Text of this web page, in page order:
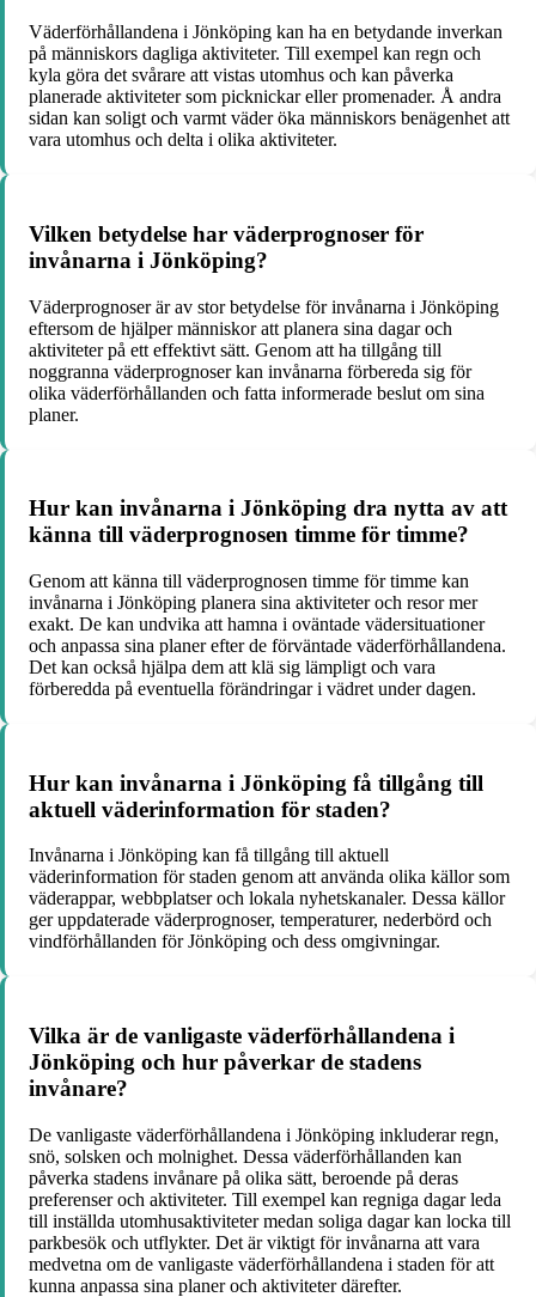
Väderförhållandena i Jönköping kan ha en betydande inverkan
på människors dagliga aktiviteter. Till exempel kan regn och
kyla göra det svårare att vistas utomhus och kan påverka
planerade aktiviteter som picknickar eller promenader. Å andra
sidan kan soligt och varmt väder öka människors benägenhet att
vara utomhus och delta i olika aktiviteter.
Vilken betydelse har väderprognoser för
invånarna i Jönköping?
Väderprognoser är av stor betydelse för invånarna i Jönköping
eftersom de hjälper människor att planera sina dagar och
aktiviteter på ett effektivt sätt. Genom att ha tillgång till
noggranna väderprognoser kan invånarna förbereda sig för
olika väderförhållanden och fatta informerade beslut om sina
planer.
Hur kan invånarna i Jönköping dra nytta av att
känna till väderprognosen timme för timme?
Genom att känna till väderprognosen timme för timme kan
invånarna i Jönköping planera sina aktiviteter och resor mer
exakt. De kan undvika att hamna i oväntade vädersituationer
och anpassa sina planer efter de förväntade väderförhållandena.
Det kan också hjälpa dem att klä sig lämpligt och vara
förberedda på eventuella förändringar i vädret under dagen.
Hur kan invånarna i Jönköping få tillgång till
aktuell väderinformation för staden?
Invånarna i Jönköping kan få tillgång till aktuell
väderinformation för staden genom att använda olika källor som
väderappar, webbplatser och lokala nyhetskanaler. Dessa källor
ger uppdaterade väderprognoser, temperaturer, nederbörd och
vindförhållanden för Jönköping och dess omgivningar.
Vilka är de vanligaste väderförhållandena i
Jönköping och hur påverkar de stadens
invånare?
De vanligaste väderförhållandena i Jönköping inkluderar regn,
snö, solsken och molnighet. Dessa väderförhållanden kan
påverka stadens invånare på olika sätt, beroende på deras
preferenser och aktiviteter. Till exempel kan regniga dagar leda
till inställda utomhusaktiviteter medan soliga dagar kan locka till
parkbesök och utflykter. Det är viktigt för invånarna att vara
medvetna om de vanligaste väderförhållandena i staden för att
kunna anpassa sina planer och aktiviteter därefter.